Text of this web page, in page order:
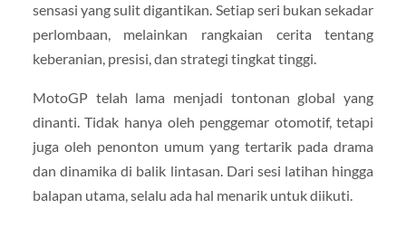
sensasi yang sulit digantikan. Setiap seri bukan sekadar
perlombaan, melainkan rangkaian cerita tentang
keberanian, presisi, dan strategi tingkat tinggi.
MotoGP telah lama menjadi tontonan global yang
dinanti. Tidak hanya oleh penggemar otomotif, tetapi
juga oleh penonton umum yang tertarik pada drama
dan dinamika di balik lintasan. Dari sesi latihan hingga
balapan utama, selalu ada hal menarik untuk diikuti.